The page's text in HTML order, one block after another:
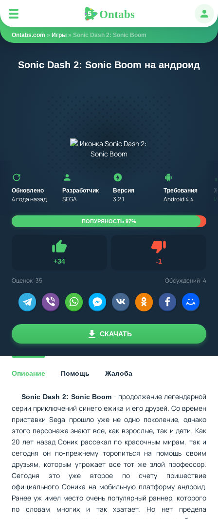
Ontabs
Ontabs.com » Игры » Sonic Dash 2: Sonic Boom
Sonic Dash 2: Sonic Boom на андроид
Обновлено
4 года назад
Разработчик
SEGA
Версия
3.2.1
Требования
Android 4.4
+34
Нравится
-1
Оценок:35 Обсуждений: 4
ПОПУРЯНОСТЬ 97%
СКАЧАТЬ
Описание Помощь Жалоба
Sonic Dash 2: Sonic Boom - продолжение легендарной
серии приключений синего ежика и его друзей. Со времен
приставки Sega прошло уже не одно поколение, однако
этого персонажа знают все, как взрослые, так и дети. Как
20 лет назад Соник рассекал по красочным мирам, так и
сегодня он по-прежнему торопиться на помощь своим
друзьям, которым угрожает все тот же злой профессор.
Сегодня это уже второе по счету пришествие
официального Соника на мобильную платформу андроид.
Ранее уж имел место очень популярный раннер, которого
по словам многих и так хватает. Но нет предела